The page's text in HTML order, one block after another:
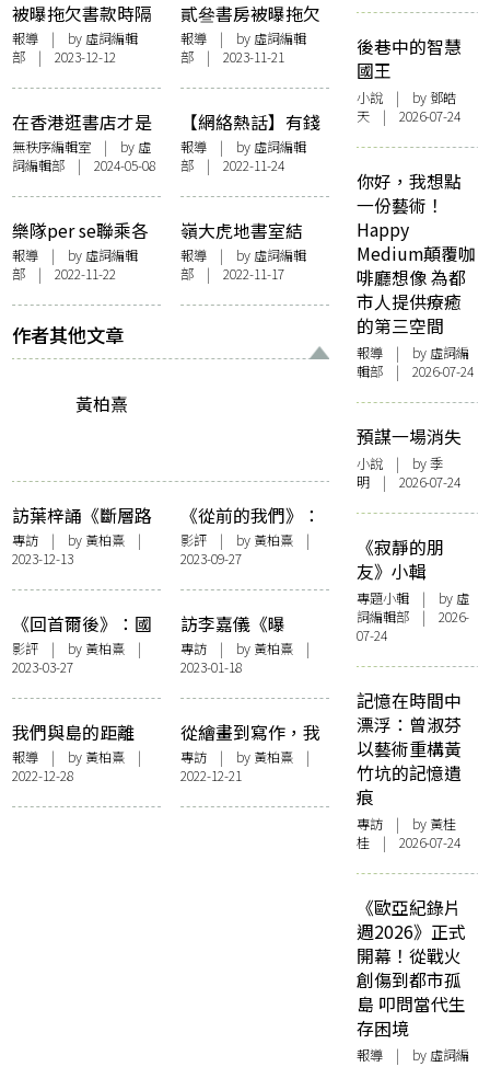
被曝拖欠書款時隔
一月 貳叄書房發道
歉啟事
報導 | by 虛詞編輯
部 | 2023-12-12
貳叄書房被曝拖欠
書款 書店業界出文
指證 序言書室：
「對整個書業的傷
害」
報導| by 虛詞編輯
部 | 2023-11-21
在香港逛書店才是
正經事 獨立書店清
單
無秩序編輯室 | by 虛
詞編輯部 | 2024-05-08
【網絡熱話】有錢
人先去見山？讀書
型怪X去晒序言？
最常光顧的書店反
映你是……
報導| by 虛詞編輯
部 | 2022-11-24
樂隊per se聯乘各
區獨立書店 推末
日企劃共組「最終
の本」書單
報導 | by 虛詞編輯
部 | 2022-11-22
嶺大虎地書室結
業 指校方收回管
理權 違成立原意
報導| by 虛詞編輯
部 | 2022-11-17
作者其他文章
黃柏熹
訪葉梓誦《斷層路
徑》：一個
overthinker的溝通
指南
專訪 | by 黃柏熹 |
2023-12-13
《從前的我們》：
每個移民故事，都
有一個留下的人
影評| by 黃柏熹|
2023-09-27
《回首爾後》：國
界是一道不會綻放
的傷痕
影評 | by 黃柏熹 |
2023-03-27
訪李嘉儀《曝
光》：透過文字來
攝影，直面回憶的
療癒術
專訪| by 黃柏熹|
2023-01-18
我們與島的距離
——「隔離島嶼的
回憶與遺忘：香港
離島與文藝創作」
報導 | by 黃柏熹 |
2022-12-28
從繪畫到寫作，我
都離不開母親——
訪方迦南《海水停
在你背上癢的地
專訪| by 黃柏熹|
2022-12-21
後巷中的智慧
國王
小說 | by 鄧皓
天 | 2026-07-24
你好，我想點
一份藝術！
Happy
Medium顛覆咖
啡廳想像 為都
市人提供療癒
的第三空間
報導 | by 虛詞編
輯部 | 2026-07-24
預謀一場消失
小說 | by 季
明 | 2026-07-24
《寂靜的朋
友》小輯
專題小輯 | by 虛
詞編輯部 | 2026-
07-24
記憶在時間中
漂浮：曾淑芬
以藝術重構黃
竹坑的記憶遺
痕
專訪 | by 黃桂
桂 | 2026-07-24
《歐亞紀錄片
週2026》正式
開幕！從戰火
創傷到都市孤
島 叩問當代生
存困境
報導 | by 虛詞編